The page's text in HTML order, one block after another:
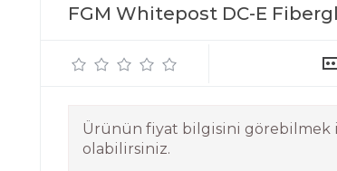
FGM Whitepost DC-E
Ürünün fiyat bilgisini görebilmek
olabilirsiniz.